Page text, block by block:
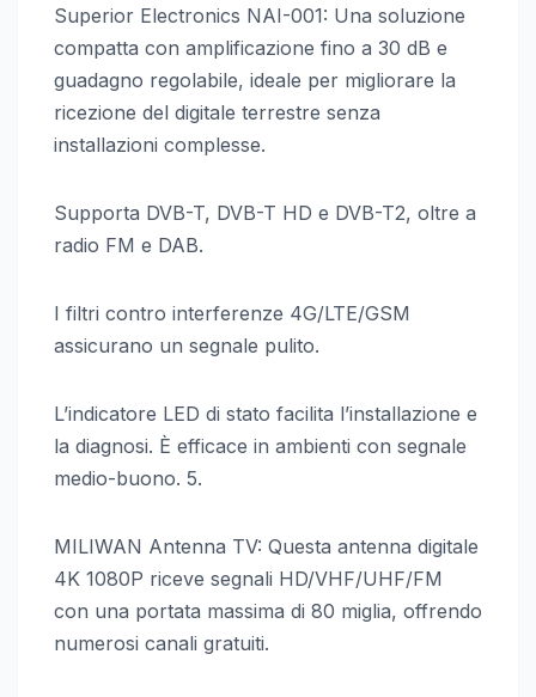
Superior Electronics NAI-001: Una soluzione
compatta con amplificazione fino a 30 dB e
guadagno regolabile, ideale per migliorare la
ricezione del digitale terrestre senza
installazioni complesse.
Supporta DVB-T, DVB-T HD e DVB-T2, oltre a
radio FM e DAB.
I filtri contro interferenze 4G/LTE/GSM
assicurano un segnale pulito.
L’indicatore LED di stato facilita l’installazione e
la diagnosi. È efficace in ambienti con segnale
medio-buono. 5.
MILIWAN Antenna TV: Questa antenna digitale
4K 1080P riceve segnali HD/VHF/UHF/FM
con una portata massima di 80 miglia, offrendo
numerosi canali gratuiti.